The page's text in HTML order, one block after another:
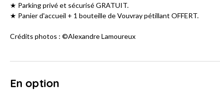
★ Parking privé et sécurisé GRATUIT.
★ Panier d'accueil + 1 bouteille de Vouvray pétillant OFFERT.
Crédits photos : ©Alexandre Lamoureux
En option